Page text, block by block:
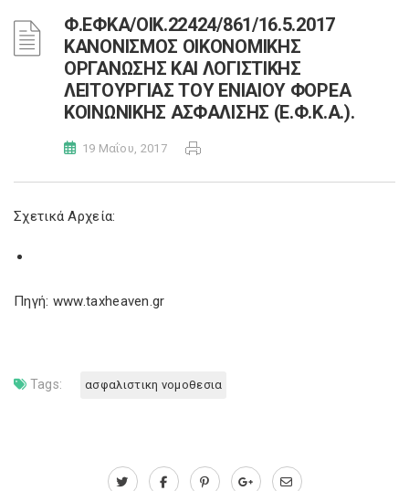
Φ.ΕΦΚΑ/ΟΙΚ.22424/861/16.5.2017
ΚΑΝΟΝΙΣΜΟΣ ΟΙΚΟΝΟΜΙΚΗΣ
ΟΡΓΑΝΩΣΗΣ ΚΑΙ ΛΟΓΙΣΤΙΚΗΣ
ΛΕΙΤΟΥΡΓΙΑΣ ΤΟΥ ΕΝΙΑΙΟΥ ΦΟΡΕΑ
ΚΟΙΝΩΝΙΚΗΣ ΑΣΦΑΛΙΣΗΣ (Ε.Φ.Κ.Α.).
19 Μαΐου, 2017
Σχετικά Αρχεία:
Πηγή: www.taxheaven.gr
Tags: ασφαλιστικη νομοθεσια